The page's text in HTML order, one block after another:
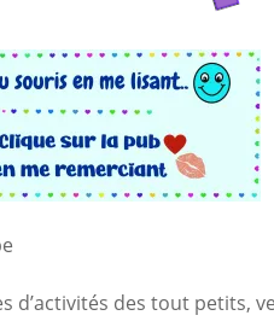
d’activités des tout petits,